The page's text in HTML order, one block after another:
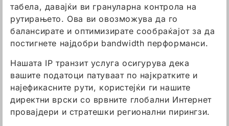
табела, давајќи ви грануларна контрола на
рутирањето. Ова ви овозможува да го
балансирате и оптимизирате сообраќајот за да
постигнете најдобри bandwidth перформанси.
Нашата IP транзит услуга осигурува дека
вашите податоци патуваат по најкратките и
најефикасните рути, користејќи ги нашите
директни врски со врвните глобални Интернет
провајдери и стратешки регионални пирингзи.